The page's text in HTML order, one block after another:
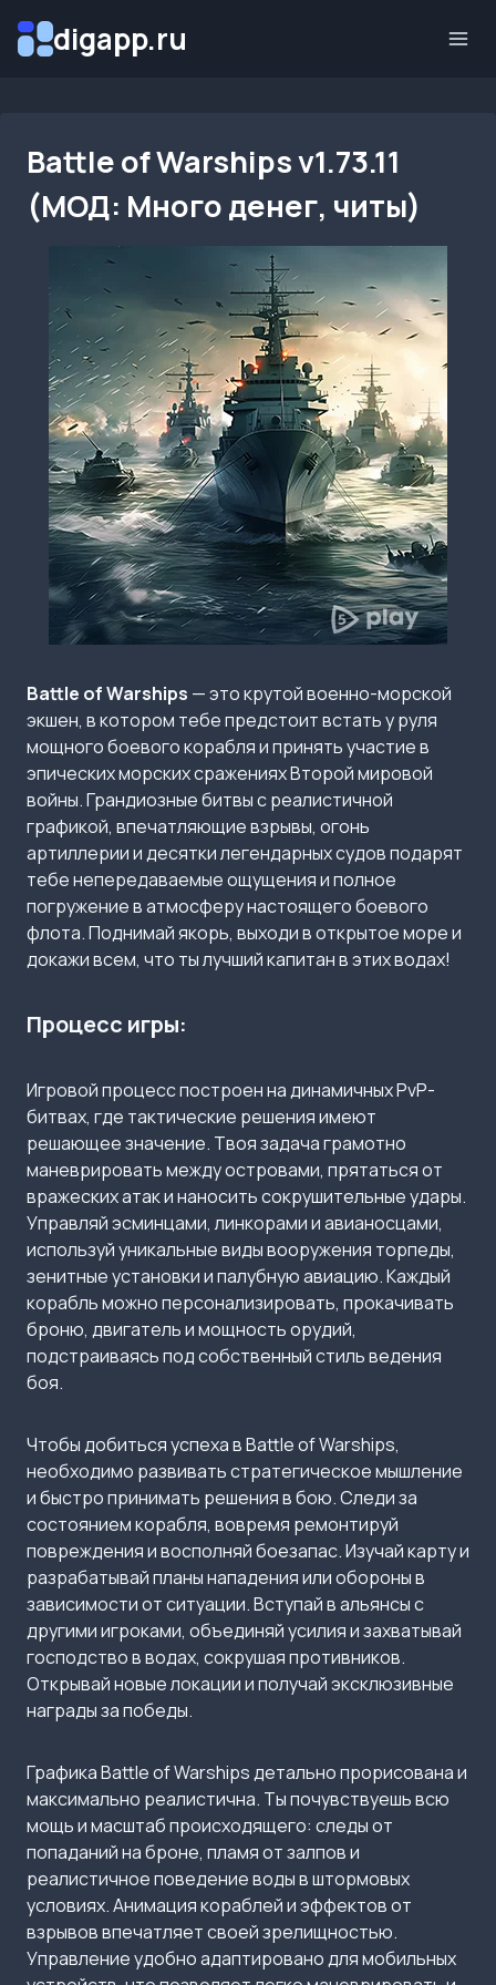
digapp.ru
Battle of Warships v1.73.11
(МОД: Много денег, читы)
Battle of Warships — это крутой военно-морской
экшен, в котором тебе предстоит встать у руля
мощного боевого корабля и принять участие в
эпических морских сражениях Второй мировой
войны. Грандиозные битвы с реалистичной
графикой, впечатляющие взрывы, огонь
артиллерии и десятки легендарных судов подарят
тебе непередаваемые ощущения и полное
погружение в атмосферу настоящего боевого
флота. Поднимай якорь, выходи в открытое море и
докажи всем, что ты лучший капитан в этих водах!
Процесс игры:
Игровой процесс построен на динамичных PvP-
битвах, где тактические решения имеют
решающее значение. Твоя задача грамотно
маневрировать между островами, прятаться от
вражеских атак и наносить сокрушительные удары.
Управляй эсминцами, линкорами и авианосцами,
используй уникальные виды вооружения торпеды,
зенитные установки и палубную авиацию. Каждый
корабль можно персонализировать, прокачивать
броню, двигатель и мощность орудий,
подстраиваясь под собственный стиль ведения
боя.
Чтобы добиться успеха в Battle of Warships,
необходимо развивать стратегическое мышление
и быстро принимать решения в бою. Следи за
состоянием корабля, вовремя ремонтируй
повреждения и восполняй боезапас. Изучай карту и
разрабатывай планы нападения или обороны в
зависимости от ситуации. Вступай в альянсы с
другими игроками, объединяй усилия и захватывай
господство в водах, сокрушая противников.
Открывай новые локации и получай эксклюзивные
награды за победы.
Графика Battle of Warships детально прорисована и
максимально реалистична. Ты почувствуешь всю
мощь и масштаб происходящего: следы от
попаданий на броне, пламя от залпов и
реалистичное поведение воды в штормовых
условиях. Анимация кораблей и эффектов от
взрывов впечатляет своей зрелищностью.
Управление удобно адаптировано для мобильных